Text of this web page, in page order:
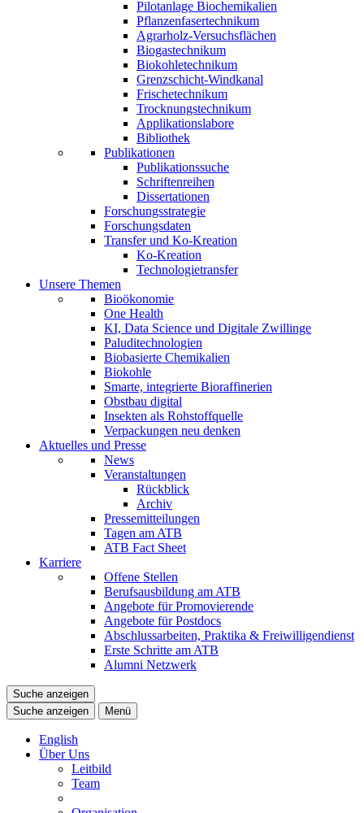
Pilotanlage Biochemikalien
Pflanzenfasertechnikum
Agrarholz-Versuchsflächen
Biogastechnikum
Biokohletechnikum
Grenzschicht-Windkanal
Frischetechnikum
Trocknungstechnikum
Applikationslabore
Bibliothek
Publikationen
Publikationssuche
Schriftenreihen
Dissertationen
Forschungsstrategie
Forschungsdaten
Transfer und Ko-Kreation
Ko-Kreation
Technologietransfer
Unsere Themen
Bioökonomie
One Health
KI, Data Science und Digitale Zwillinge
Paluditechnologien
Biobasierte Chemikalien
Biokohle
Smarte, integrierte Bioraffinerien
Obstbau digital
Insekten als Rohstoffquelle
Verpackungen neu denken
Aktuelles und Presse
News
Veranstaltungen
Rückblick
Archiv
Pressemitteilungen
Tagen am ATB
ATB Fact Sheet
Karriere
Offene Stellen
Berufsausbildung am ATB
Angebote für Promovierende
Angebote für Postdocs
Abschlussarbeiten, Praktika & Freiwilligendienst
Erste Schritte am ATB
Alumni Netzwerk
Suche anzeigen
Suche anzeigen
Menü
English
Über Uns
Leitbild
Team